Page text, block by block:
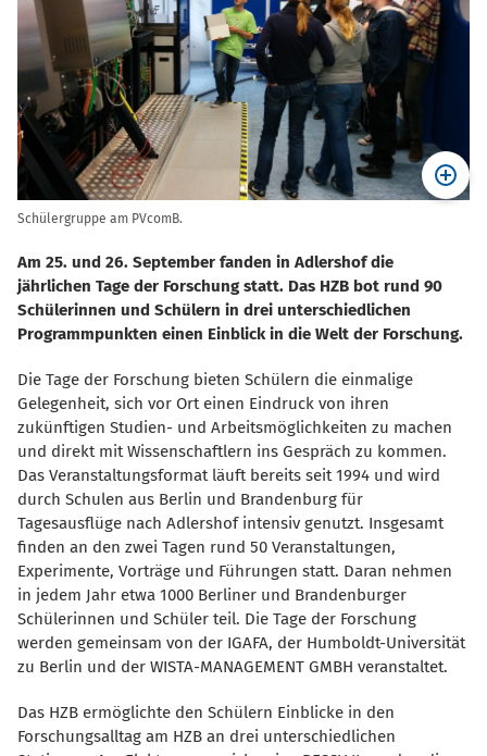
Schülergruppe am PVcomB.
Am 25. und 26. September fanden in Adlershof die
jährlichen Tage der Forschung statt. Das HZB bot rund 90
Schülerinnen und Schülern in drei unterschiedlichen
Programmpunkten einen Einblick in die Welt der Forschung.
Die Tage der Forschung bieten Schülern die einmalige
Gelegenheit, sich vor Ort einen Eindruck von ihren
zukünftigen Studien- und Arbeitsmöglichkeiten zu machen
und direkt mit Wissenschaftlern ins Gespräch zu kommen.
Das Veranstaltungsformat läuft bereits seit 1994 und wird
durch Schulen aus Berlin und Brandenburg für
Tagesausflüge nach Adlershof intensiv genutzt. Insgesamt
finden an den zwei Tagen rund 50 Veranstaltungen,
Experimente, Vorträge und Führungen statt. Daran nehmen
in jedem Jahr etwa 1000 Berliner und Brandenburger
Schülerinnen und Schüler teil. Die Tage der Forschung
werden gemeinsam von der IGAFA, der Humboldt-Universität
zu Berlin und der WISTA-MANAGEMENT GMBH veranstaltet.
Das HZB ermöglichte den Schülern Einblicke in den
Forschungsalltag am HZB an drei unterschiedlichen